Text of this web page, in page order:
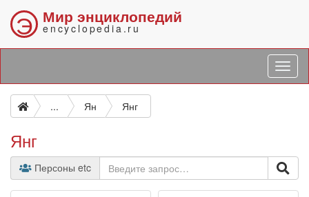
Э Мир энциклопедий
encyclopedia.ru
... Ян Янг
Янг
Персоны etc